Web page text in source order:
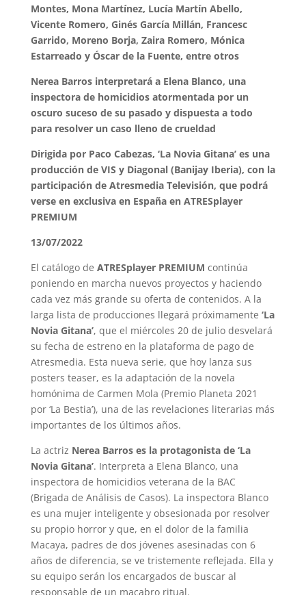
Montes, Mona Martínez, Lucía Martín Abello,
Vicente Romero, Ginés García Millán, Francesc
Garrido, Moreno Borja, Zaira Romero, Mónica
Estarreado y Óscar de la Fuente, entre otros
Nerea Barros interpretará a Elena Blanco, una
inspectora de homicidios atormentada por un
oscuro suceso de su pasado y dispuesta a todo
para resolver un caso lleno de crueldad
Dirigida por Paco Cabezas, ‘La Novia Gitana’ es una
producción de VIS y Diagonal (Banijay Iberia), con la
participación de Atresmedia Televisión, que podrá
verse en exclusiva en España en ATRESplayer
PREMIUM
13/07/2022
El catálogo de ATRESplayer PREMIUM continúa
poniendo en marcha nuevos proyectos y haciendo
cada vez más grande su oferta de contenidos. A la
larga lista de producciones llegará próximamente ‘La
Novia Gitana’, que el miércoles 20 de julio desvelará
su fecha de estreno en la plataforma de pago de
Atresmedia. Esta nueva serie, que hoy lanza sus
posters teaser, es la adaptación de la novela
homónima de Carmen Mola (Premio Planeta 2021
por ‘La Bestia’), una de las revelaciones literarias más
importantes de los últimos años.
La actriz Nerea Barros es la protagonista de ‘La
Novia Gitana’. Interpreta a Elena Blanco, una
inspectora de homicidios veterana de la BAC
(Brigada de Análisis de Casos). La inspectora Blanco
es una mujer inteligente y obsesionada por resolver
su propio horror y que, en el dolor de la familia
Macaya, padres de dos jóvenes asesinadas con 6
años de diferencia, se ve tristemente reflejada. Ella y
su equipo serán los encargados de buscar al
responsable de un macabro ritual.